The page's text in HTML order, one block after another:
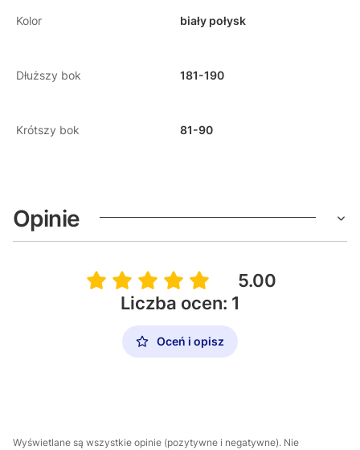
Kolor biały połysk
Dłuższy bok 181-190
Krótszy bok 81-90
Opinie
5.00
Liczba ocen: 1
Oceń i opisz
Wyświetlane są wszystkie opinie (pozytywne i negatywne). Nie